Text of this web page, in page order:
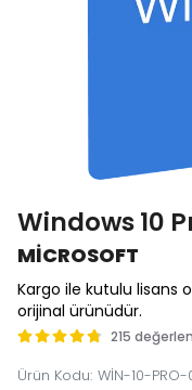
Windows 10
MİCROSOFT
Kargo ile kutulu lisans
orijinal ürünüdür.
215
Ürün Kodu: WİN-10-PRO-